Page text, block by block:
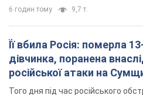
6 годин тому 9,7 т.
Її вбила Росія: померла
дівчинка, поранена
російської атаки на
Того дня під час російського